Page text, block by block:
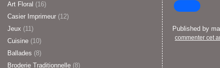
Art Floral (16)
Casier Imprimeur (12)
Jeux (11)
Cuisine (10)
Ballades (8)
Broderie Traditionnelle (8)
Published by
commenter cet